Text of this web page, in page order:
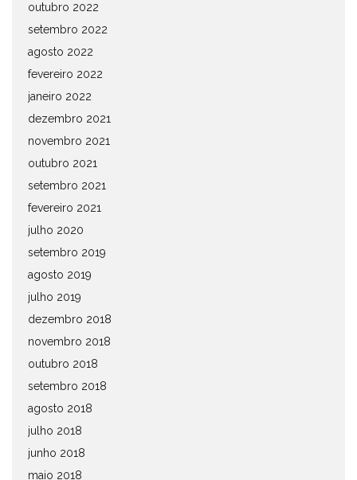
outubro 2022
setembro 2022
agosto 2022
fevereiro 2022
janeiro 2022
dezembro 2021
novembro 2021
outubro 2021
setembro 2021
fevereiro 2021
julho 2020
setembro 2019
agosto 2019
julho 2019
dezembro 2018
novembro 2018
outubro 2018
setembro 2018
agosto 2018
julho 2018
junho 2018
maio 2018